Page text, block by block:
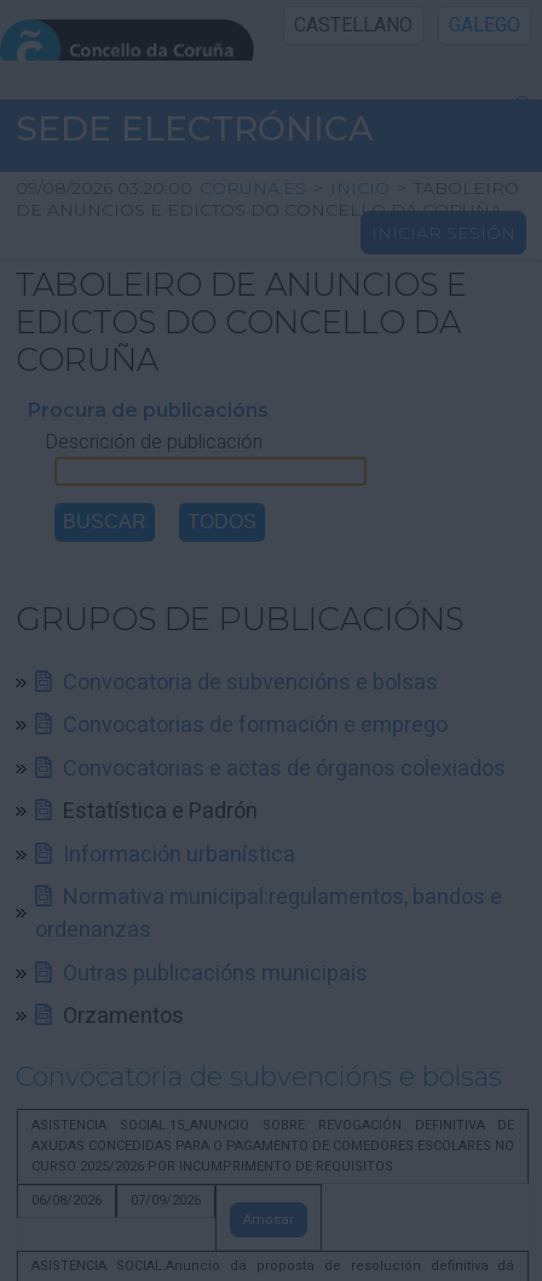
CASTELLANO GALEGO
INICIO SEDE
INICIO
INFORMACIÓN PÚBLICA
CARTAFOL CIDADÁN
AXUDA
SEDE ELECTRÓNICA
09/08/2026 03:20:00 CORUNA.ES > INICIO > TABOLEIRO
DE ANUNCIOS E EDICTOS DO CONCELLO DA CORUÑA
INICIAR SESIÓN
TABOLEIRO DE ANUNCIOS E
EDICTOS DO CONCELLO DA
CORUÑA
Procura de publicacións
Descrición de publicación
GRUPOS DE PUBLICACIÓNS
Convocatoria de subvencións e bolsas
Convocatorias de formación e emprego
Convocatorias e actas de órganos colexiados
Estatística e Padrón
Información urbanística
Normativa municipal:regulamentos, bandos e
ordenanzas
Outras publicacións municipais
Orzamentos
Convocatoria de subvencións e bolsas
ASISTENCIA SOCIAL.15_ANUNCIO SOBRE REVOGACIÓN DEFINITIVA DE
AXUDAS CONCEDIDAS PARA O PAGAMENTO DE COMEDORES ESCOLARES NO
CURSO 2025/2026 POR INCUMPRIMENTO DE REQUISITOS
06/08/2026
07/09/2026
Amosar
ASISTENCIA SOCIAL.Anuncio da proposta de resolución definitiva dá